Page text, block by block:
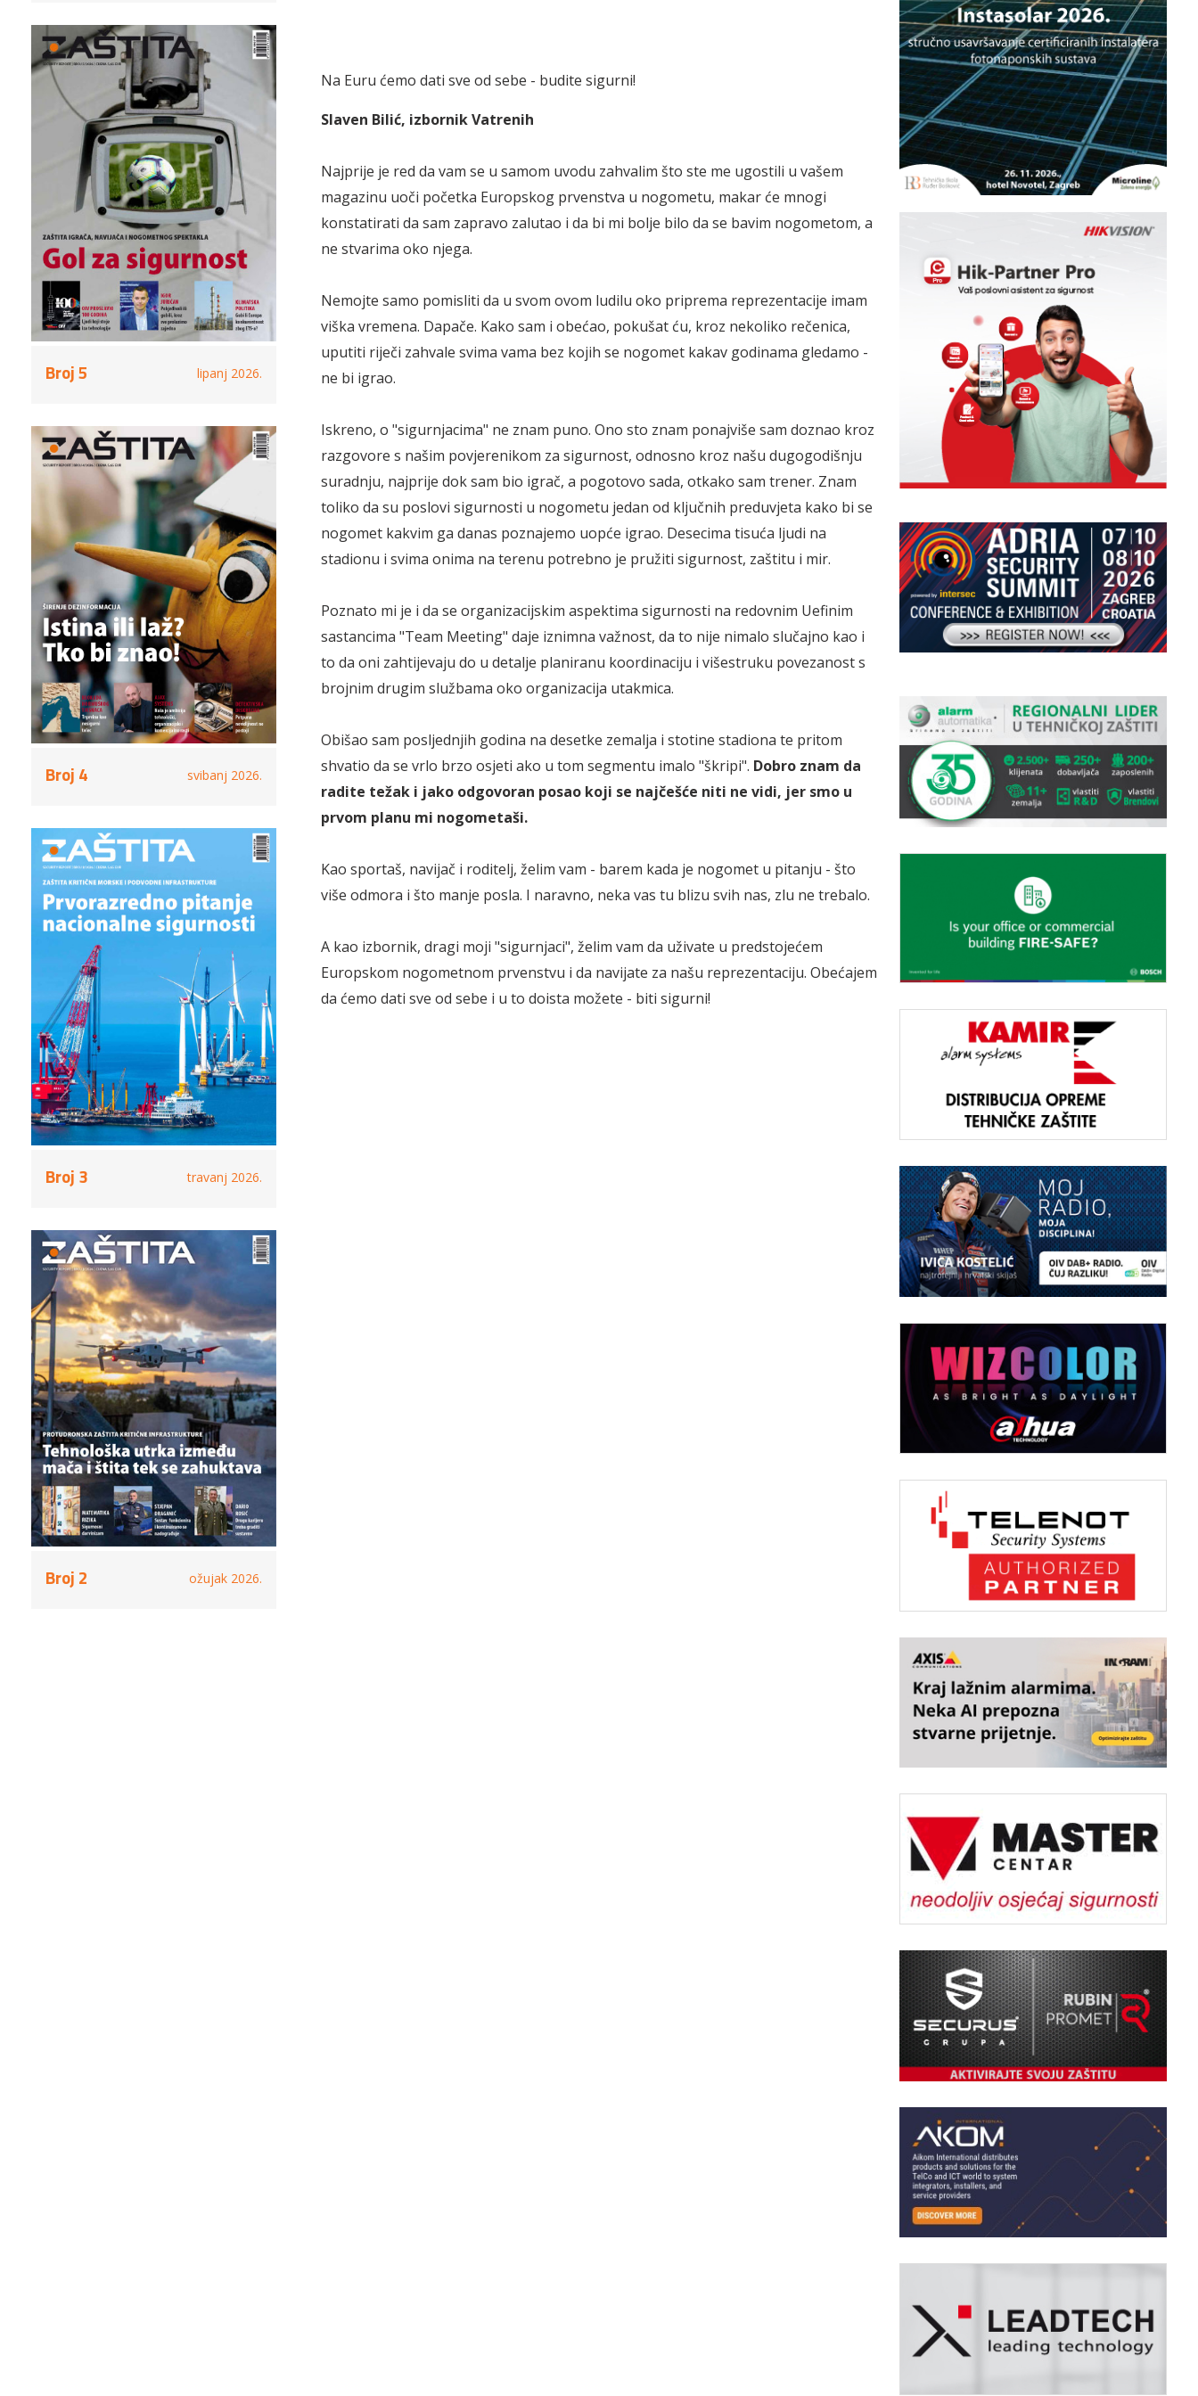
Broj 5 lipanj 2026.
Broj 4 svibanj 2026.
Broj 3 travanj 2026.
Broj 2 ožujak 2026.
Na Euru ćemo dati sve od sebe - budite sigurni!
Slaven Bilić, izbornik Vatrenih
Najprije je red da vam se u samom uvodu zahvalim što ste me ugostili u vašem
magazinu uoči početka Europskog prvenstva u nogometu, makar će mnogi
konstatirati da sam zapravo zalutao i da bi mi bolje bilo da se bavim nogometom, a
ne stvarima oko njega.
Nemojte samo pomisliti da u svom ovom ludilu oko priprema reprezentacije imam
viška vremena. Dapače. Kako sam i obećao, pokušat ću, kroz nekoliko rečenica,
uputiti riječi zahvale svima vama bez kojih se nogomet kakav godinama gledamo -
ne bi igrao.
Iskreno, o "sigurnjacima" ne znam puno. Ono sto znam ponajviše sam doznao kroz
razgovore s našim povjerenikom za sigurnost, odnosno kroz našu dugogodišnju
suradnju, najprije dok sam bio igrač, a pogotovo sada, otkako sam trener. Znam
toliko da su poslovi sigurnosti u nogometu jedan od ključnih preduvjeta kako bi se
nogomet kakvim ga danas poznajemo uopće igrao. Desecima tisuća ljudi na
stadionu i svima onima na terenu potrebno je pružiti sigurnost, zaštitu i mir.
Poznato mi je i da se organizacijskim aspektima sigurnosti na redovnim Uefinim
sastancima "Team Meeting" daje iznimna važnost, da to nije nimalo slučajno kao i
to da oni zahtijevaju do u detalje planiranu koordinaciju i višestruku povezanost s
brojnim drugim službama oko organizacija utakmica.
Obišao sam posljednjih godina na desetke zemalja i stotine stadiona te pritom
shvatio da se vrlo brzo osjeti ako u tom segmentu imalo "škripi". Dobro znam da
radite težak i jako odgovoran posao koji se najčešće niti ne vidi, jer smo u
prvom planu mi nogometaši.
Kao sportaš, navijač i roditelj, želim vam - barem kada je nogomet u pitanju - što
više odmora i što manje posla. I naravno, neka vas tu blizu svih nas, zlu ne trebalo.
A kao izbornik, dragi moji "sigurnjaci", želim vam da uživate u predstojećem
Europskom nogometnom prvenstvu i da navijate za našu reprezentaciju. Obećajem
da ćemo dati sve od sebe i u to doista možete - biti sigurni!